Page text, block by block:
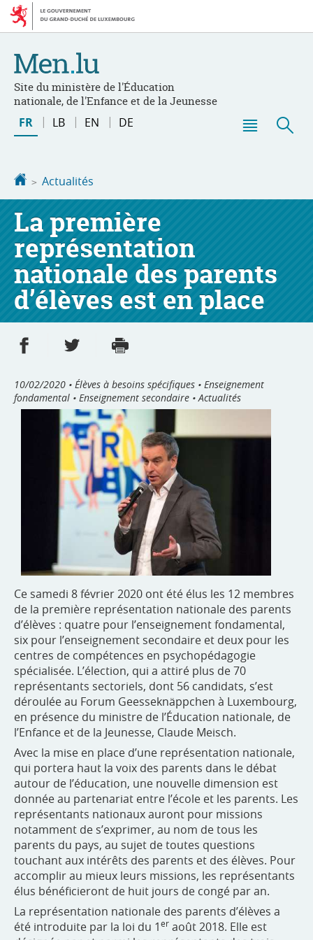
Aller
navigation
Aller
au
Site du ministère de l'Éducation
nationale, de l'Enfance et de la Jeunesse
Changer
de
FR LB EN DE
Accueil
Actualités
La première
représentation
nationale des parents
d’élèves est en place
Partager sur Facebook
Partager sur Twitter
10/02/2020 • Élèves à besoins spécifiques • Enseignement
fondamental • Enseignement secondaire • Actualités
Ce samedi 8 février 2020 ont été élus les 12 membres
de la première représentation nationale des parents
d’élèves : quatre pour l’enseignement fondamental,
six pour l’enseignement secondaire et deux pour les
centres de compétences en psychopédagogie
spécialisée. L’élection, qui a attiré plus de 70
représentants sectoriels, dont 56 candidats, s’est
déroulée au Forum Geesseknäppchen à Luxembourg,
en présence du ministre de l’Éducation nationale, de
l’Enfance et de la Jeunesse, Claude Meisch.
Avec la mise en place d’une représentation nationale,
qui portera haut la voix des parents dans le débat
autour de l’éducation, une nouvelle dimension est
donnée au partenariat entre l’école et les parents. Les
représentants nationaux auront pour missions
notamment de s’exprimer, au nom de tous les
parents du pays, au sujet de toutes questions
touchant aux intérêts des parents et des élèves. Pour
accomplir au mieux leurs missions, les représentants
élus bénéficieront de huit jours de congé par an.
La représentation nationale des parents d’élèves a
été introduite par la loi du 1er août 2018. Elle est